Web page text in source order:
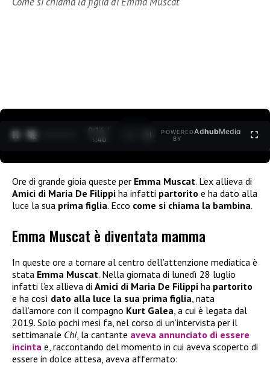
0:15 /
1:40
POWERED
BY
AdhubMedia
Ore di grande gioia queste per Emma Muscat. L’ex allieva di
Amici di Maria De Filippi ha infatti partorito e ha dato alla
luce la sua prima figlia. Ecco come si chiama la bambina.
Emma Muscat è diventata mamma
In queste ore a tornare al centro dell’attenzione mediatica è
stata Emma Muscat. Nella giornata di lunedì 28 luglio
infatti l’ex allieva di Amici di Maria De Filippi ha partorito
e ha così dato alla luce la sua prima figlia, nata
dall’amore con il compagno Kurt Galea, a cui è legata dal
2019. Solo pochi mesi fa, nel corso di un’intervista per il
settimanale Chi, la cantante aveva annunciato di essere
incinta e, raccontando del momento in cui aveva scoperto di
essere in dolce attesa, aveva affermato: